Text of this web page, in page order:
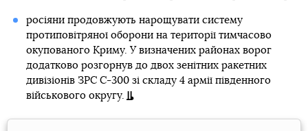
росіяни продовжують нарощувати систему
протиповітряної оборони на території тимчасово
окупованого Криму. У визначених районах ворог
додатково розгорнув до двох зенітних ракетних
дивізіонів ЗРС С-300 зі складу 4 армії південного
військового округу.